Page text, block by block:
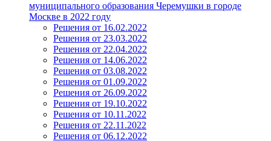
муниципального образования Черемушки в городе
Москве в 2022 году
Решения от 16.02.2022
Решения от 23.03.2022
Решения от 22.04.2022
Решения от 14.06.2022
Решения от 03.08.2022
Решения от 01.09.2022
Решения от 26.09.2022
Решения от 19.10.2022
Решения от 10.11.2022
Решения от 22.11.2022
Решения от 06.12.2022